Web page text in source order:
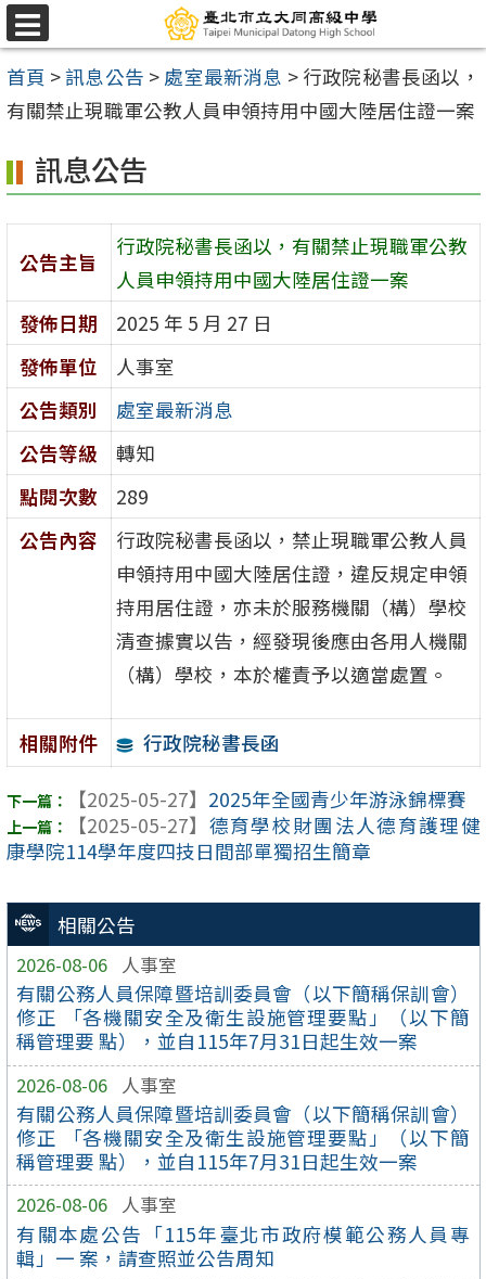
跳
至
主
要
容
區
選
單
首頁 >訊息公告 > 處室最新消息 > 行政院秘書長函以，
有關禁止現職軍公教人員申領持用中國大陸居住證一案
相關公告
2026-08-06 人事室
有關公務人員保障暨培訓委員會（以下簡稱保訓會）
修正 「各機關安全及衛生設施管理要點」（以下簡
稱管理要 點），並自115年7月31日起生效一案
2026-08-06 人事室
有關公務人員保障暨培訓委員會（以下簡稱保訓會）
修正 「各機關安全及衛生設施管理要點」（以下簡
稱管理要 點），並自115年7月31日起生效一案
2026-08-06 人事室
有關本處公告「115年臺北市政府模範公務人員專
輯」一 案，請查照並公告周知
訊息公告
公告主旨
行政院秘書長函以，有關禁止現職軍公教
人員申領持用中國大陸居住證一案
發佈日期
2025 年 5 月 27 日
發佈單位
人事室
公告類別
處室最新消息
公告等級
轉知
點閱次數
289
公告內容
行政院秘書長函以，禁止現職軍公教人員
申領持用中國大陸居住證，違反規定申領
持用居住證，亦未於服務機關（構）學校
清查據實以告，經發現後應由各用人機關
（構）學校，本於權責予以適當處置。
相關附件 行政院秘書長函
【2025-05-27】 2025年全國青少年游泳錦標賽
【2025-05-27】 德育學校財團法人德育護理健
康學院114學年度四技日間部單獨招生簡章